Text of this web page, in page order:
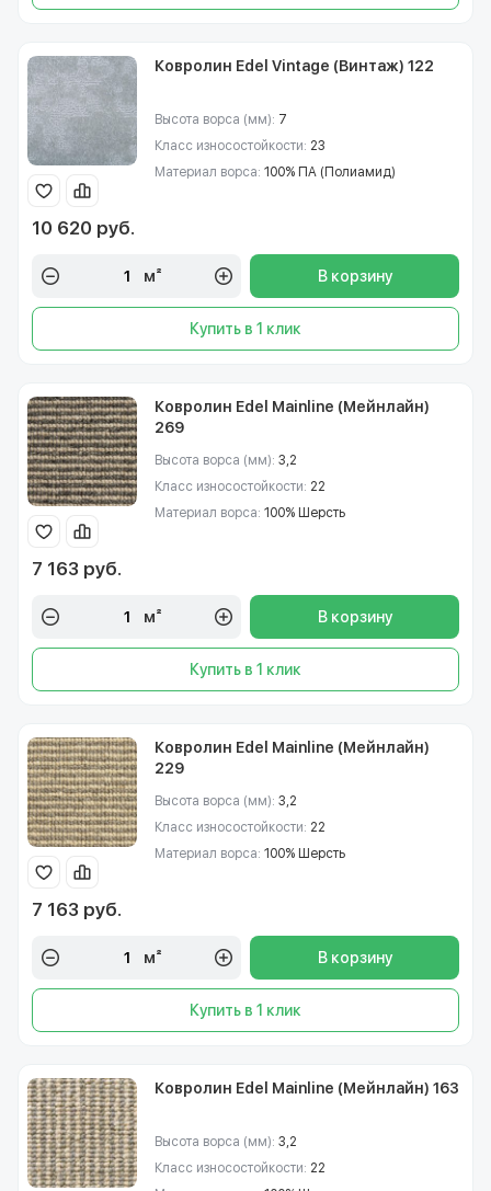
Ковролин Edel Vintage (Винтаж) 122
Высота ворса (мм): 7
Класс износостойкости: 23
Материал ворса: 100% ПА (Полиамид)
10 620 руб.
м² В корзину
Купить в 1 клик
Ковролин Edel Mainline (Мейнлайн)
269
Высота ворса (мм): 3,2
Класс износостойкости: 22
Материал ворса: 100% Шерсть
7 163 руб.
м² В корзину
Купить в 1 клик
Ковролин Edel Mainline (Мейнлайн)
229
Высота ворса (мм): 3,2
Класс износостойкости: 22
Материал ворса: 100% Шерсть
7 163 руб.
м² В корзину
Купить в 1 клик
Ковролин Edel Mainline (Мейнлайн) 163
Высота ворса (мм): 3,2
Класс износостойкости: 22